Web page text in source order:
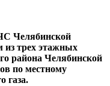
Челябинской
из трех этажных
района Челябинской
по местному
газа.